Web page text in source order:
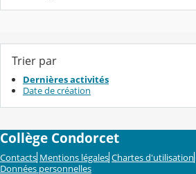
Trier par
Dernières activités
Date de création
Collège Condorcet
Contacts Mentions légales Chartes d'utilisation
Données personnelles